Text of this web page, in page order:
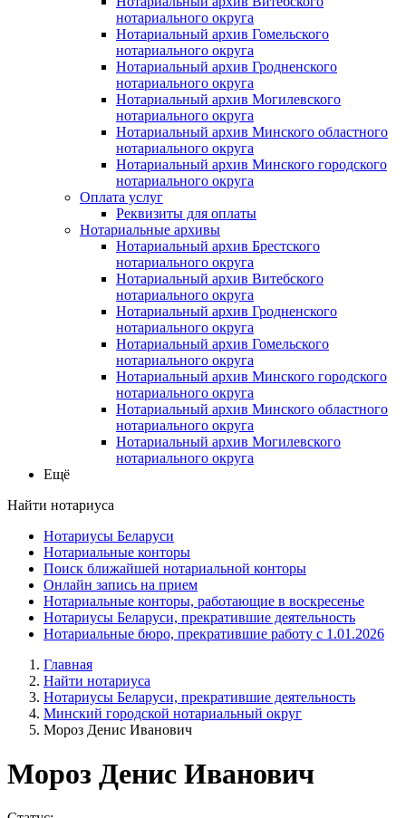
нотариального округа
Нотариальный архив Гомельского
нотариального округа
Нотариальный архив Гродненского
нотариального округа
Нотариальный архив Могилевского
нотариального округа
Нотариальный архив Минского областного
нотариального округа
Нотариальный архив Минского городского
нотариального округа
Оплата услуг
Реквизиты для оплаты
Нотариальные архивы
Нотариальный архив Брестского
нотариального округа
Нотариальный архив Витебского
нотариального округа
Нотариальный архив Гродненского
нотариального округа
Нотариальный архив Гомельского
нотариального округа
Нотариальный архив Минского городского
нотариального округа
Нотариальный архив Минского областного
нотариального округа
Нотариальный архив Могилевского
нотариального округа
Ещё
Найти нотариуса
Нотариусы Беларуси
Нотариальные конторы
Поиск ближайшей нотариальной конторы
Онлайн запись на прием
Нотариальные конторы, работающие в воскресенье
Нотариусы Беларуси, прекратившие деятельность
Нотариальные бюро, прекратившие работу с 1.01.2026
Главная
Найти нотариуса
Нотариусы Беларуси, прекратившие деятельность
Минский городской нотариальный округ
Мороз Денис Иванович
Мороз Денис Иванович